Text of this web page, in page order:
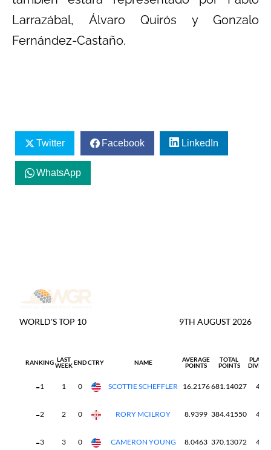
Larrazábal, Álvaro Quirós y Gonzalo
Fernández-Castaño.
Twitter Facebook LinkedIn
WhatsApp